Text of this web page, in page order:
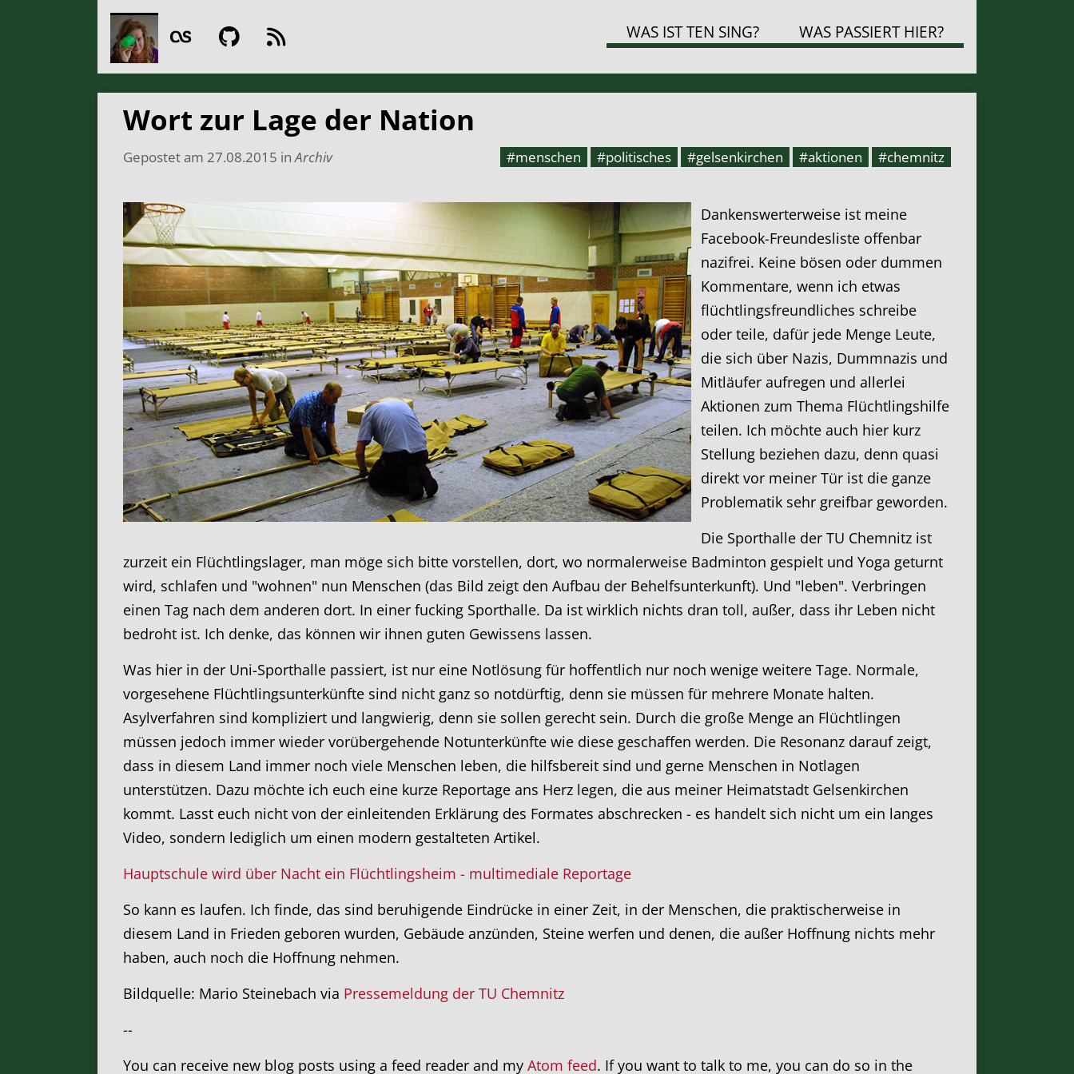
WAS IST TEN SING? WAS PASSIERT HIER?
Wort zur Lage der Nation
Gepostet am 27.08.2015 inArchiv #menschen #politisches #gelsenkirchen #aktionen #chemnitz
Dankenswerterweise ist meine
Facebook-Freundesliste offenbar
nazifrei. Keine bösen oder dummen
Kommentare, wenn ich etwas
flüchtlingsfreundliches schreibe
oder teile, dafür jede Menge Leute,
die sich über Nazis, Dummnazis und
Mitläufer aufregen und allerlei
Aktionen zum Thema Flüchtlingshilfe
teilen. Ich möchte auch hier kurz
Stellung beziehen dazu, denn quasi
direkt vor meiner Tür ist die ganze
Problematik sehr greifbar geworden.
Die Sporthalle der TU Chemnitz ist
zurzeit ein Flüchtlingslager, man möge sich bitte vorstellen, dort, wo normalerweise Badminton gespielt und Yoga geturnt
wird, schlafen und "wohnen" nun Menschen (das Bild zeigt den Aufbau der Behelfsunterkunft). Und "leben". Verbringen
einen Tag nach dem anderen dort. In einer fucking Sporthalle. Da ist wirklich nichts dran toll, außer, dass ihr Leben nicht
bedroht ist. Ich denke, das können wir ihnen guten Gewissens lassen.
Was hier in der Uni-Sporthalle passiert, ist nur eine Notlösung für hoffentlich nur noch wenige weitere Tage. Normale,
vorgesehene Flüchtlingsunterkünfte sind nicht ganz so notdürftig, denn sie müssen für mehrere Monate halten.
Asylverfahren sind kompliziert und langwierig, denn sie sollen gerecht sein. Durch die große Menge an Flüchtlingen
müssen jedoch immer wieder vorübergehende Notunterkünfte wie diese geschaffen werden. Die Resonanz darauf zeigt,
dass in diesem Land immer noch viele Menschen leben, die hilfsbereit sind und gerne Menschen in Notlagen
unterstützen. Dazu möchte ich euch eine kurze Reportage ans Herz legen, die aus meiner Heimatstadt Gelsenkirchen
kommt. Lasst euch nicht von der einleitenden Erklärung des Formates abschrecken - es handelt sich nicht um ein langes
Video, sondern lediglich um einen modern gestalteten Artikel.
Hauptschule wird über Nacht ein Flüchtlingsheim - multimediale Reportage
So kann es laufen. Ich finde, das sind beruhigende Eindrücke in einer Zeit, in der Menschen, die praktischerweise in
diesem Land in Frieden geboren wurden, Gebäude anzünden, Steine werfen und denen, die außer Hoffnung nichts mehr
haben, auch noch die Hoffnung nehmen.
Bildquelle: Mario Steinebach via Pressemeldung der TU Chemnitz
--
You can receive new blog posts using a feed reader and my Atom feed. If you want to talk to me, you can do so in the